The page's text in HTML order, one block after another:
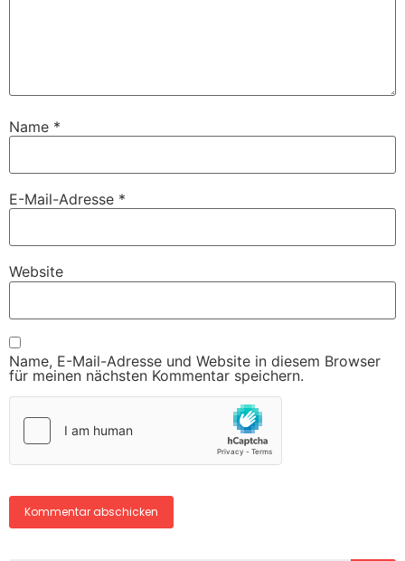
Name *
E-Mail-Adresse *
Website
Name, E-Mail-Adresse und Website in diesem Browser
für meinen nächsten Kommentar speichern.